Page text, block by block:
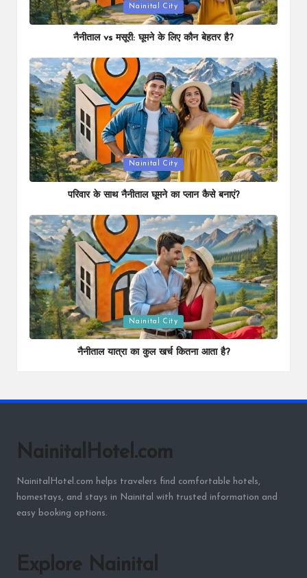
Posted
in
Nainital City
नैनीताल vs मसूरी: घूमने के लिए कौन बेहतर है?
Posted
in
Nainital City
परिवार के साथ नैनीताल घूमने का प्लान कैसे बनाएं?
Posted
in
Nainital City
नैनीताल यात्रा का कुल खर्च कितना आता है?
NainitalHotel.com
NainitalHotel.com helps travelers find comfortable hotels,
homestays, and stays in Nainital with trusted information and
easy booking options.
Explore Nainital